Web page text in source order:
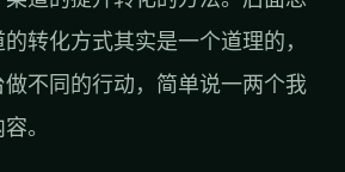
转化方式其实是一个道理的，
不同的行动，简单说一两个我
。